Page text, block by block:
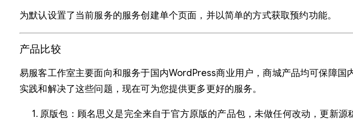
为默认设置了当前服务的服务创建单个页面，并以简单的方式获取预约功能。
产品比较
易服客工作室主要面向和服务于国内WordPress商业用户，商城产品均可保障
实践和解决了这些问题，现在可为您提供更多更好的服务。
原版包：顾名思义是完全来自于官方原版的产品包，未做任何改动，更新源